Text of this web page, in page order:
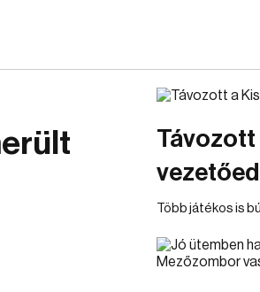
Távozott
Több játékos is